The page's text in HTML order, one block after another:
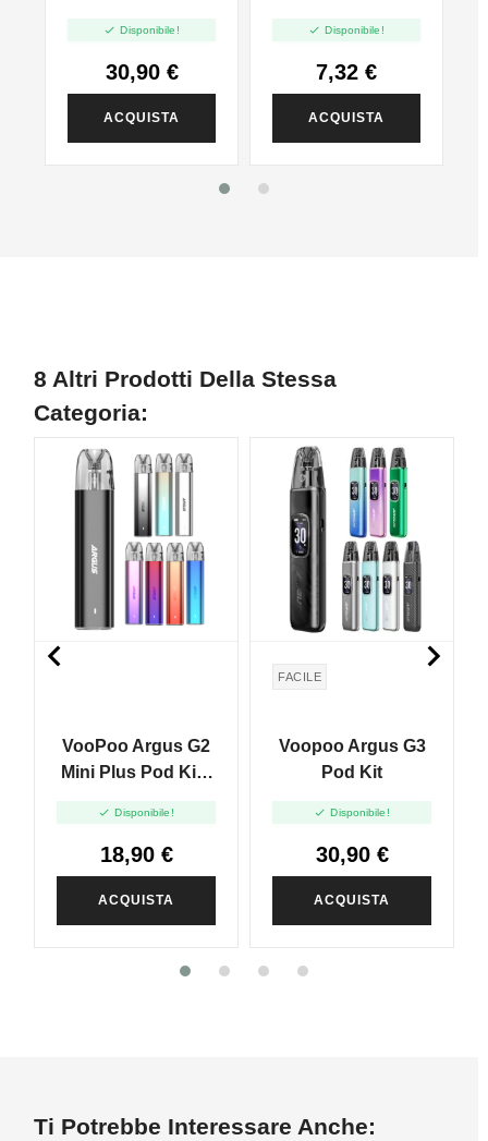
 Disponibile!
30,90 €
ACQUISTA
Fill V2 - 3ml - 3pz
 Disponibile!
7,32 €
ACQUISTA
8 Altri Prodotti Della Stessa
Categoria:
VooPoo Argus G2
Mini Plus Pod Kit -
 Disponibile!
18,90 €
ACQUISTA
FACILE
Voopoo Argus G3
Pod Kit
 Disponibile!
30,90 €
ACQUISTA
 
Ti Potrebbe Interessare Anche: